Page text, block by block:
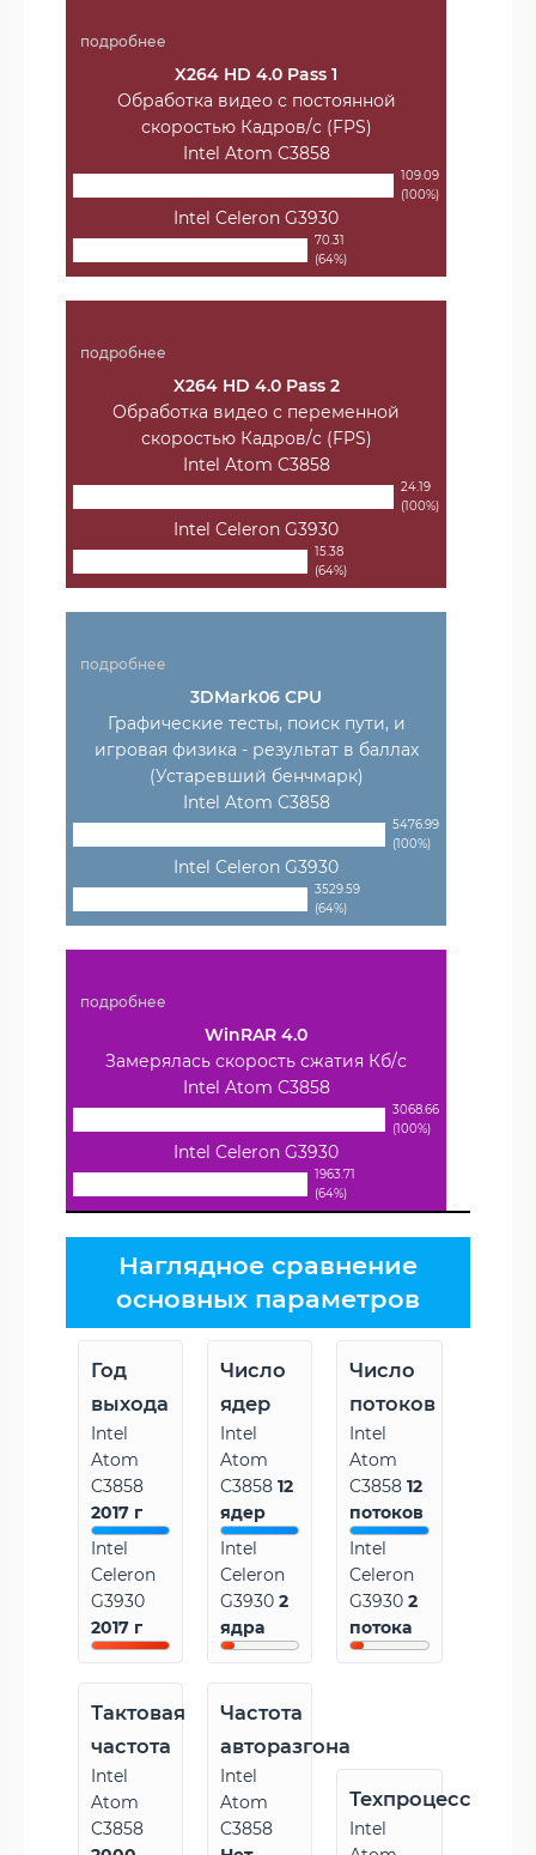
подробнее
X264 HD 4.0 Pass 1
Обработка видео с постоянной
скоростью Кадров/с (FPS)
Intel Atom C3858
109.09
(100%)
Intel Celeron G3930
70.31
(64%)
подробнее
X264 HD 4.0 Pass 2
Обработка видео с переменной
скоростью Кадров/с (FPS)
Intel Atom C3858
24.19
(100%)
Intel Celeron G3930
15.38
(64%)
подробнее
3DMark06 CPU
Графические тесты, поиск пути, и
игровая физика - результат в баллах
(Устаревший бенчмарк)
Intel Atom C3858
5476.99
(100%)
Intel Celeron G3930
3529.59
(64%)
подробнее
WinRAR 4.0
Замерялась скорость сжатия Кб/с
Intel Atom C3858
3068.66
(100%)
Intel Celeron G3930
1963.71
(64%)
Наглядное сравнение
основных параметров
Год
выхода
Intel
Atom
C3858
2017 г
Intel
Celeron
G3930
2017 г
Число
ядер
Intel
Atom
C385812
ядер
Intel
Celeron
G39302
ядра
Число
потоков
Intel
Atom
C385812
потоков
Intel
Celeron
G39302
потока
Тактовая
частота
Intel
Atom
C3858
Частота
авторазгона
Intel
Atom
C3858
Техпроцесс
Intel